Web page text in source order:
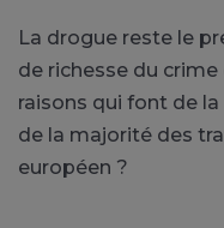
La drogue reste le
de richesse du
raisons qui font de
de la majorité des
européen ?